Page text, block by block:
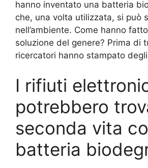
hanno inventato una batteria
che, una volta utilizzata, si può
nell’ambiente. Come hanno
soluzione del genere? Prima di
ricercatori hanno stampato
I rifiuti
potrebbero
seconda vita
batteria